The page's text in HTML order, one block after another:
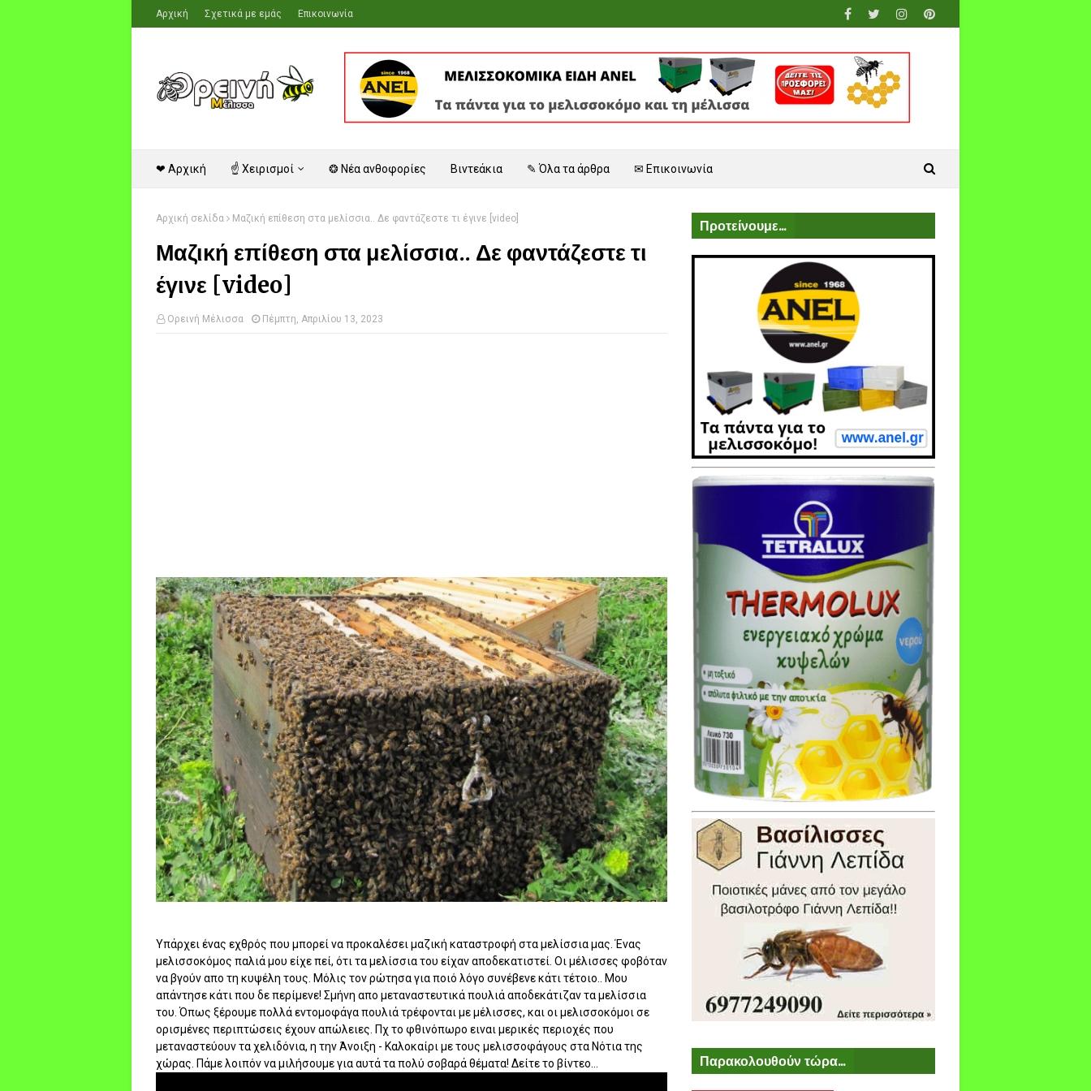
Αρχική Σχετικά με εμάς Επικοινωνία
❤ Αρχική ☝ Χειρισμοί ❂ Νέα ανθοφορίες Βιντεάκια ✎ Όλα τα άρθρα ✉ Επικοινωνία
Αρχική σελίδα Μαζική επίθεση στα μελίσσια.. Δε φαντάζεστε τι έγινε [video]
Μαζική επίθεση στα μελίσσια.. Δε φαντάζεστε τι
έγινε [video]
Ορεινή Μέλισσα Πέμπτη, Απριλίου 13, 2023
Υπάρχει ένας εχθρός που μπορεί να προκαλέσει μαζική καταστροφή στα μελίσσια μας. Ένας
μελισσοκόμος παλιά μου είχε πεί, ότι τα μελίσσια του είχαν αποδεκατιστεί. Οι μέλισσες φοβόταν
να βγούν απο τη κυψέλη τους. Μόλις τον ρώτησα για ποιό λόγο συνέβενε κάτι τέτοιο.. Μου
απάντησε κάτι που δε περίμενε! Σμήνη απο μεταναστευτικά πουλιά αποδεκάτιζαν τα μελίσσια
του. Όπως ξέρουμε πολλά εντομοφάγα πουλιά τρέφονται με μέλισσες, και οι μελισσοκόμοι σε
ορισμένες περιπτώσεις έχουν απώλειες. Πχ το φθινόπωρο ειναι μερικές περιοχές που
μεταναστεύουν τα χελιδόνια, η την Άνοιξη - Καλοκαίρι με τους μελισσοφάγους στα Νότια της
χώρας. Πάμε λοιπόν να μιλήσουμε για αυτά τα πολύ σοβαρά θέματα! Δείτε το βίντεο...
Προτείνουμε...
Παρακολουθούν τώρα...